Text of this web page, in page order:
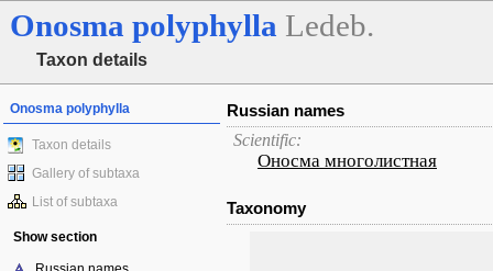
Onosma polyphylla Ledeb.
Taxon details
Onosma polyphylla
Taxon details
Gallery of subtaxa
List of subtaxa
Show section
Russian names
Scientific:
Оносма многолистная
Taxonomy